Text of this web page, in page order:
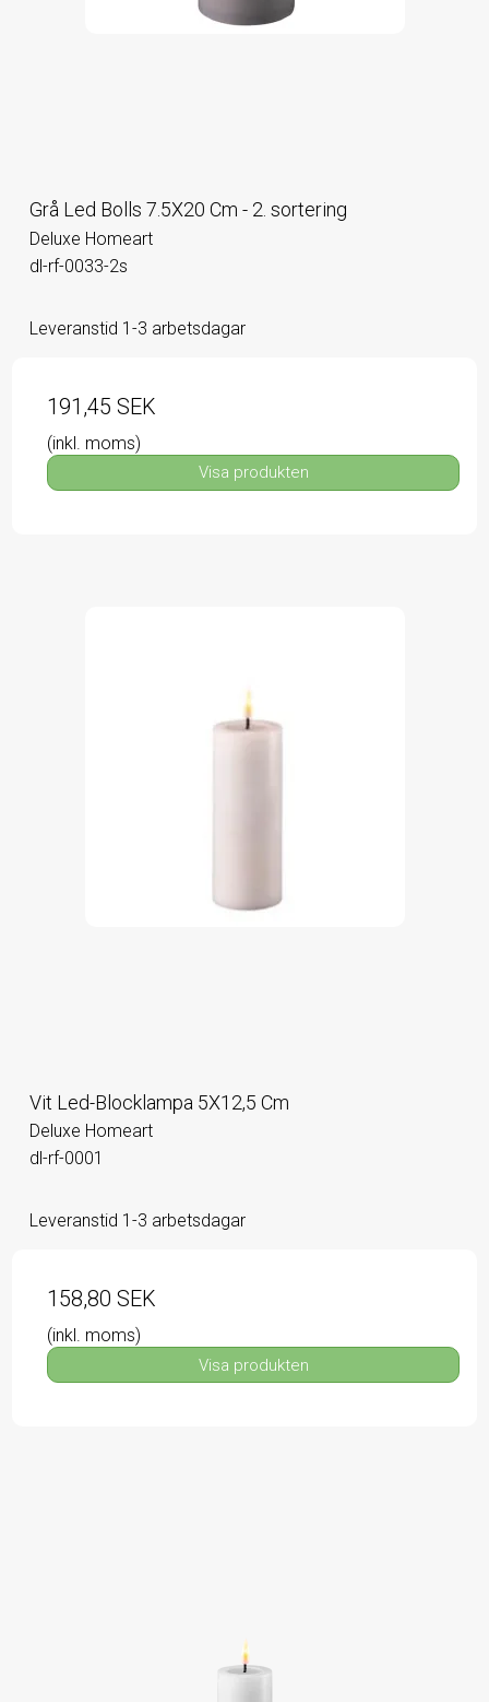
Grå Led Bolls 7.5X20 Cm - 2. sortering
Deluxe Homeart
dl-rf-0033-2s
Leveranstid 1-3 arbetsdagar
191,45 SEK
(inkl. moms)
Visa produkten
Vit Led-Blocklampa 5X12,5 Cm
Deluxe Homeart
dl-rf-0001
Leveranstid 1-3 arbetsdagar
158,80 SEK
(inkl. moms)
Visa produkten